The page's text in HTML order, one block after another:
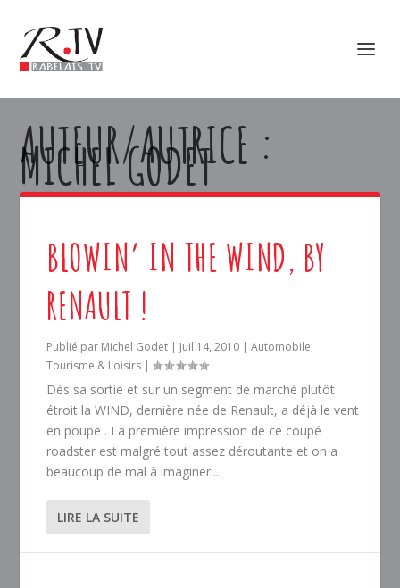
AUTEUR/AUTRICE :
MICHEL GODET
BLOWIN’ IN THE WIND, BY
RENAULT !
Publié par Michel Godet | Juil 14, 2010 |Automobile,
Tourisme & Loisirs |
Dès sa sortie et sur un segment de marché plutôt
étroit la WIND, dernière née de Renault, a déjà le vent
en poupe . La première impression de ce coupé
roadster est malgré tout assez déroutante et on a
beaucoup de mal à imaginer...
LIRE LA SUITE